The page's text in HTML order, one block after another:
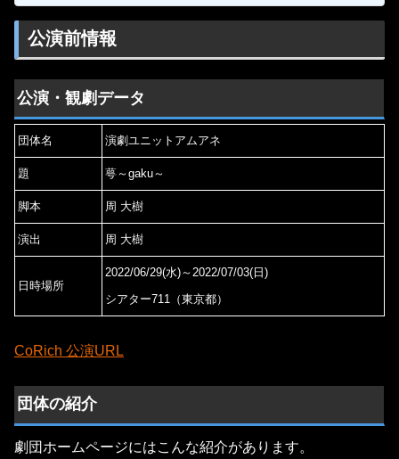
公演前情報
公演・観劇データ
団体名 演劇ユニットアムアネ
題 萼～gaku～
脚本 周 大樹
演出 周 大樹
日時場所
2022/06/29(水)～2022/07/03(日)
シアター711（東京都）
CoRich 公演URL
団体の紹介
劇団ホームページにはこんな紹介があります。